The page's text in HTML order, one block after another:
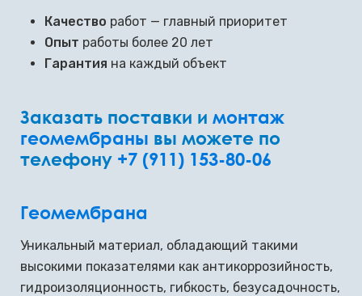
Качество работ — главный приоритет
Опыт работы более 20 лет
Гарантия на каждый объект
Заказать поставки и монтаж
геомембраны вы можете по
телефону +7 (911) 153-80-06
Геомембрана
Уникальный материал, обладающий такими
высокими показателями как антикоррозийность,
гидроизоляционность, гибкость, безусадочность,